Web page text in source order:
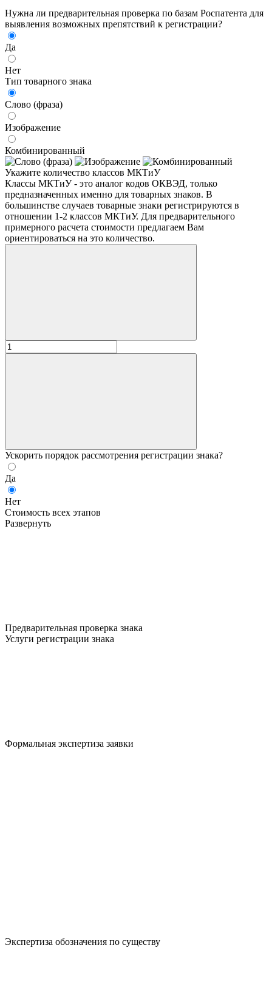
Нужна ли предварительная проверка по базам Роспатента для
выявления возможных препятствий к регистрации?
Да
Нет
Тип товарного знака
Слово (фраза)
Изображение
Комбинированный
Укажите количество классов МКТиУ
Классы МКТиУ - это аналог кодов ОКВЭД, только
предназначенных именно для товарных знаков. В
большинстве случаев товарные знаки регистрируются в
отношении 1-2 классов МКТиУ. Для предварительного
примерного расчета стоимости предлагаем Вам
ориентироваться на это количество.
Ускорить порядок рассмотрения регистрации знака?
Да
Нет
Стоимость всех этапов
Развернуть
Предварительная проверка знака
Услуги регистрации знака
Формальная экспертиза заявки
Экспертиза обозначения по существу